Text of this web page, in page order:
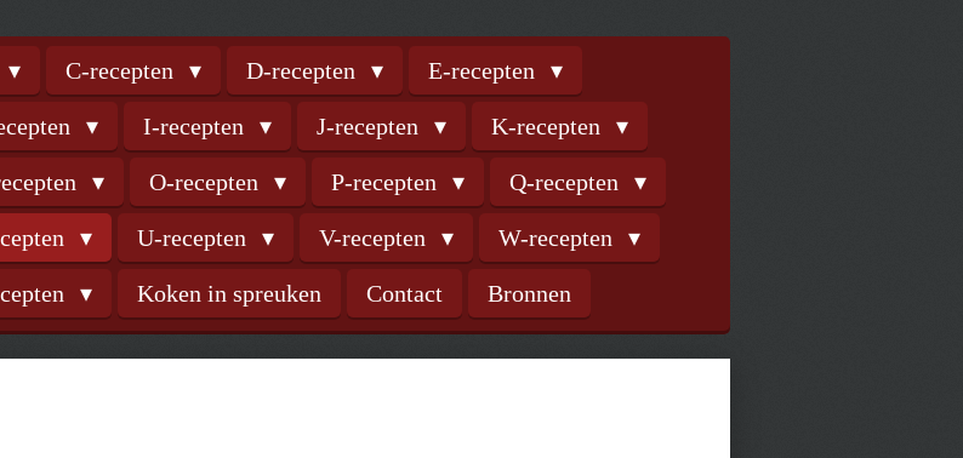
C-recepten D-recepten E-recepten
I-recepten J-recepten K-recepten
O-recepten P-recepten Q-recepten
U-recepten V-recepten W-recepten
Koken in spreuken Contact Bronnen